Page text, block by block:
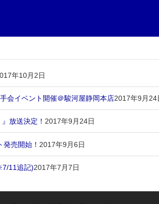
年10月2日
会イベント開催＠駿河屋静岡本店2017年9月24
放送決定！ 2017年9月24日
売開始！ 2017年9月6日
11追記)2017年7月7日